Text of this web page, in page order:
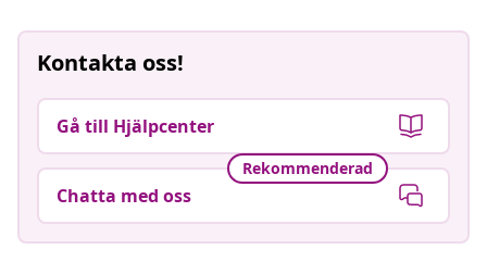
Kontakta oss!
Gå till Hjälpcenter
Rekommenderad
Chatta med oss